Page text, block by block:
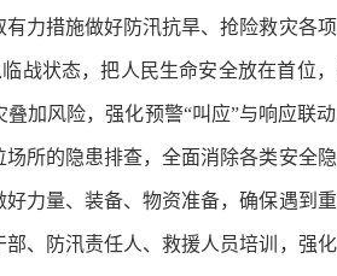
力措施做好防汛抗旱、抢险救灾各项
战状态，把人民生命安全放在首位
加风险，强化预警“叫应”与响应联动
所的隐患排查，全面消除各类安全
力量、装备、物资准备，确保遇到
、防汛责任人、救援人员培训，强